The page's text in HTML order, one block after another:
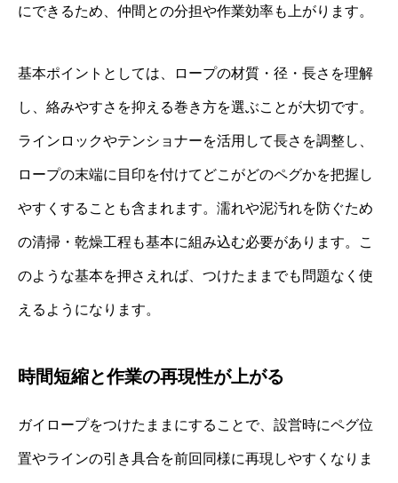
にできるため、仲間との分担や作業効率も上がります。
基本ポイントとしては、ロープの材質・径・長さを理解
し、絡みやすさを抑える巻き方を選ぶことが大切です。
ラインロックやテンショナーを活用して長さを調整し、
ロープの末端に目印を付けてどこがどのペグかを把握し
やすくすることも含まれます。濡れや泥汚れを防ぐため
の清掃・乾燥工程も基本に組み込む必要があります。こ
のような基本を押さえれば、つけたままでも問題なく使
えるようになります。
時間短縮と作業の再現性が上がる
ガイロープをつけたままにすることで、設営時にペグ位
置やラインの引き具合を前回同様に再現しやすくなりま